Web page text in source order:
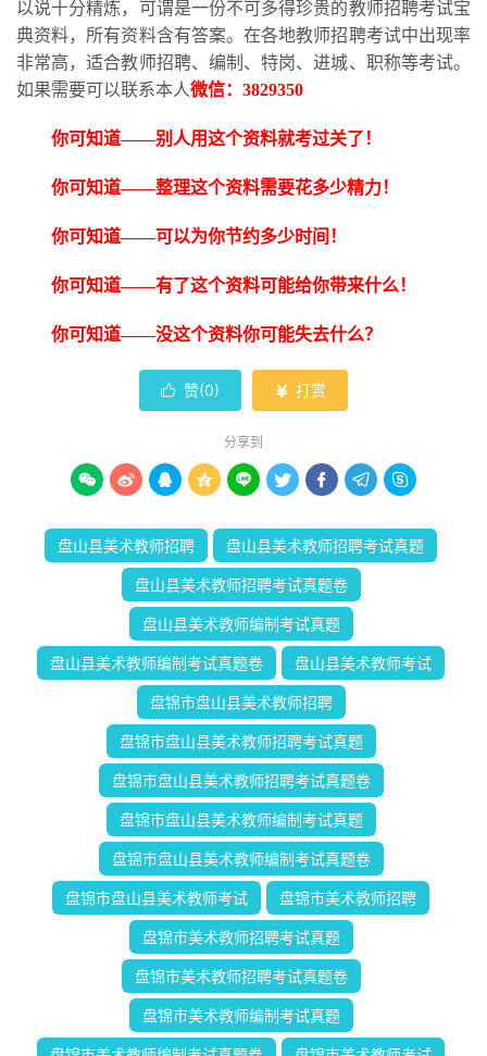
以说十分精炼，可谓是一份不可多得珍贵的教师招聘考试宝
典资料，所有资料含有答案。在各地教师招聘考试中出现率
非常高，适合教师招聘、编制、特岗、进城、职称等考试。
如果需要可以联系本人微信： 3829350
你可知道——别人用这个资料就考过关了！
你可知道——整理这个资料需要花多少精力！
你可知道——可以为你节约多少时间！
你可知道——有了这个资料可能给你带来什么！
你可知道——没这个资料你可能失去什么？
 赞(0)  打赏
分享到
        
盘山县美术教师招聘 盘山县美术教师招聘考试真题
盘山县美术教师招聘考试真题卷
盘山县美术教师编制考试真题
盘山县美术教师编制考试真题卷 盘山县美术教师考试
盘锦市盘山县美术教师招聘
盘锦市盘山县美术教师招聘考试真题
盘锦市盘山县美术教师招聘考试真题卷
盘锦市盘山县美术教师编制考试真题
盘锦市盘山县美术教师编制考试真题卷
盘锦市盘山县美术教师考试 盘锦市美术教师招聘
盘锦市美术教师招聘考试真题
盘锦市美术教师招聘考试真题卷
盘锦市美术教师编制考试真题